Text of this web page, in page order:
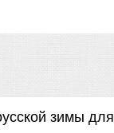
зимы для